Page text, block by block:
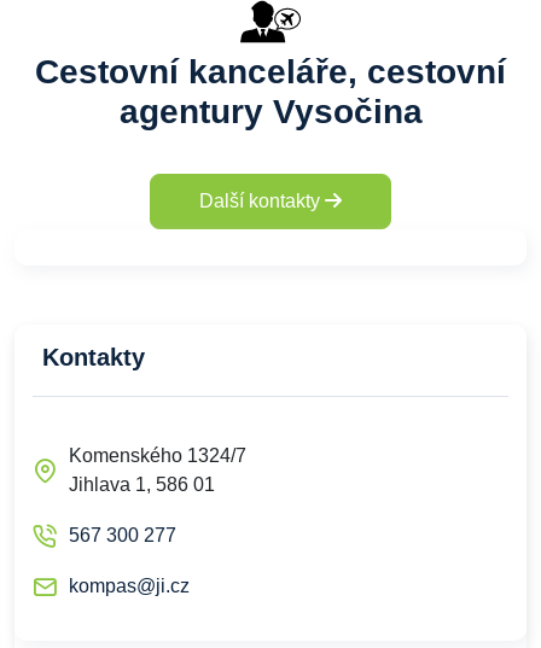
Cestovní kanceláře, cestovní
agentury Vysočina
Další kontakty
Kontakty
Komenského 1324/7
Jihlava 1, 586 01
567 300 277
kompas@ji.cz